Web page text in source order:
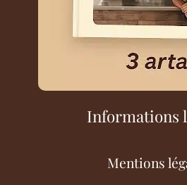
Informations
Mentions